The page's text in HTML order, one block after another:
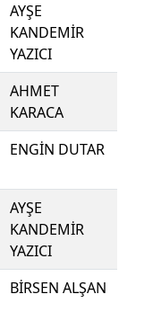
AYŞE
KANDEMİR
YAZICI
AHMET
KARACA
ENGİN DUTAR
AYŞE
KANDEMİR
YAZICI
BİRSEN ALŞAN